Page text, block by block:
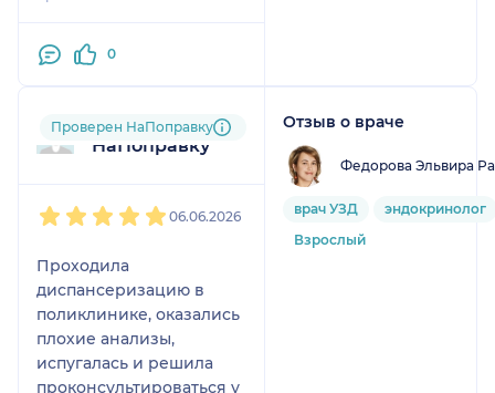
0
Пользователь
НаПоправку
Проверен НаПоправку
06.06.2026
Проходила
диспансеризацию в
поликлинике, оказались
плохие анализы,
испугалась и решила
проконсультироваться у
Отзыв о враче
Федорова Эльвира
врач УЗД
эндокринолог
Взрослый